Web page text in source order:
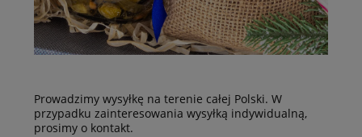
Prowadzimy wysyłkę na terenie całej Polski. W
przypadku zainteresowania wysyłką indywidualną,
prosimy o kontakt.